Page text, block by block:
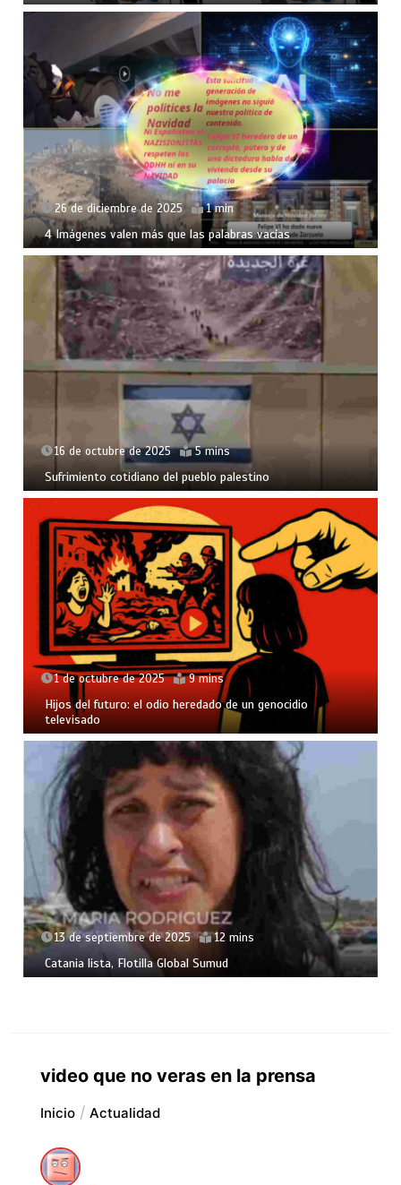
26 de diciembre de 2025 1 min
4 Imágenes valen más que las palabras vacías
16 de octubre de 2025 5 mins
Sufrimiento cotidiano del pueblo palestino
1 de octubre de 2025 9 mins
Hijos del futuro: el odio heredado de un genocidio
televisado
13 de septiembre de 2025 12 mins
Catania lista, Flotilla Global Sumud
video que no veras en la prensa
Inicio Actualidad